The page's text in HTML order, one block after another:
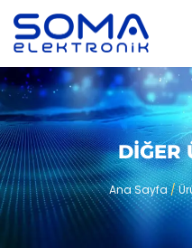
DIĞER
Ana Sayfa/